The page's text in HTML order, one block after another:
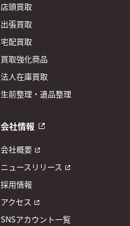
店頭買取
出張買取
宅配買取
買取強化商品
法人在庫買取
生前整理・遺品整理
会社情報
会社概要
ニュースリリース
採用情報
アクセス
SNSアカウント一覧